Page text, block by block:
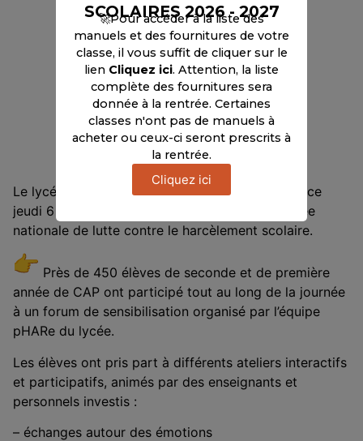
Le lycée des métiers Henri Senez s’est mobilisé ce
jeudi 6 novembre 2025 à l’occasion de la journée
nationale de lutte contre le harcèlement scolaire.
Près de 450 élèves de seconde et de première
année de CAP ont participé tout au long de la journée
à un forum de sensibilisation organisé par l’équipe
pHARe du lycée.
Les élèves ont pris part à différents ateliers interactifs
et participatifs, animés par des enseignants et
personnels investis :
– échanges autour des émotions
SCOLAIRES 2026 - 2027
🚀Pour accéder à la liste des
manuels et des fournitures de votre
classe, il vous suffit de cliquer sur le
lien Cliquez ici. Attention, la liste
complète des fournitures sera
donnée à la rentrée. Certaines
classes n'ont pas de manuels à
acheter ou ceux-ci seront prescrits à
la rentrée.
Cliquez ici